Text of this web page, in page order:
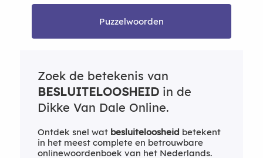
Puzzelwoorden
Zoek de betekenis van
BESLUITELOOSHEIDin de
Dikke Van Dale Online.
Ontdek snel wat besluiteloosheid betekent
in het meest complete en betrouwbare
onlinewoordenboek van het Nederlands.